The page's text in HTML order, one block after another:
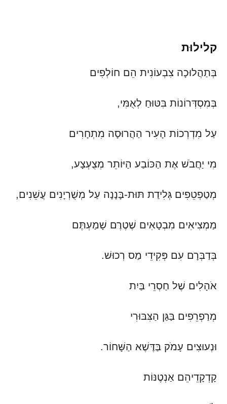
קלילוּת
בְּתַהֲלוּכָה צִבְעוֹנִית הֵם חוֹלְפִים
בְּמִסְדְּרוֹנוֹת בִּטּוּחַ לְאֻמִּי,
עַל מִדְרְכוֹת הָעִיר הַהֲרוּסָה מִתְחָרִים
מִי יַחֲבֹשׁ אֶת הַכּוֹבַע הַיּוֹתֵר מְצֻעְצָע,
מְטַפְטֵפִים גְּלִידַת תּוּת-בָּנָנָה עַל מְשֻׁרְיָנִים עֲשֵׁנִים,
מַמְצִיאִים מִבְטָאִים שֶׁטֶרֶם שָׁמַעְתֶּם
בְּדַבְּרָם עִם פְּקִידֵי מַס רְכוּשׁ.
אֹהָלִים שֶׁל חַסְרֵי בַּיִת
מְרַפְרֵפִים בַּגַּן הַצִּבּוּרִי
וּנְעוּצִים עָמֹק בַּדֶּשֶׁא הַשָּׁחוֹר.
קָדְקָדֵיהֵם אַנְטֶנּוֹת